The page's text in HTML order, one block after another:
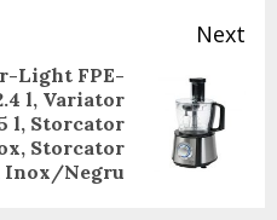
Next
Light FPE-
l, Variator
l, Storcator
Storcator
Inox/Negru